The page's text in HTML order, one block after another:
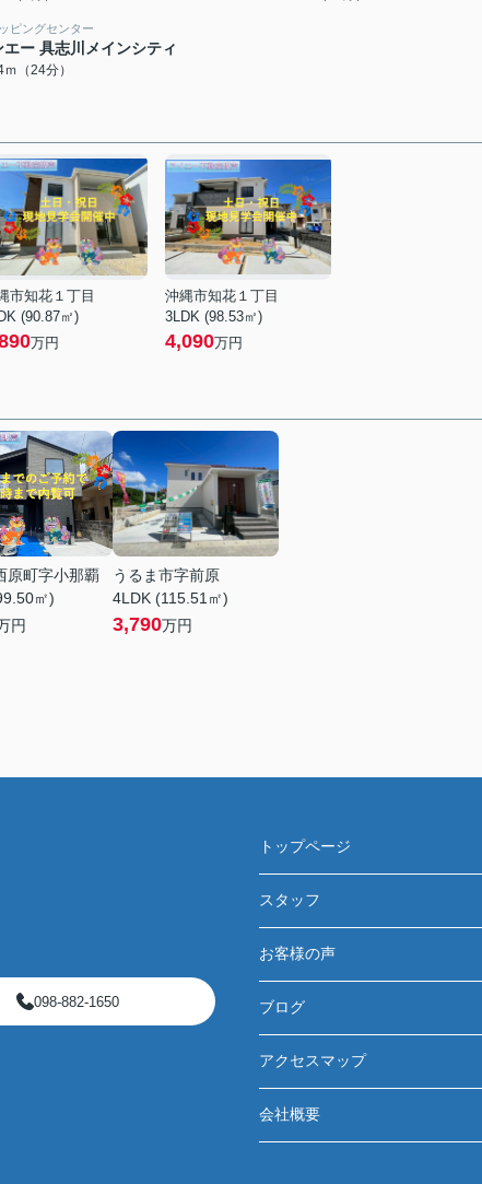
ピングセンター
エー 具志川メインシティ
（24分）
市知花１丁目
(90.87㎡)
万円
沖縄市知花１丁目
3LDK (98.53㎡)
4,090万円
原町字小那覇
㎡)
円
うるま市字前原
4LDK (115.51㎡)
3,790万円
098-882-1650
トップページ
スタッフ
お客様の声
ブログ
アクセスマップ
会社概要